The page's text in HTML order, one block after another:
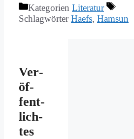
Kategorien Literatur
SchlagwörterHaefs, Hamsun
Ver­
öf­
fent­
lich­
tes